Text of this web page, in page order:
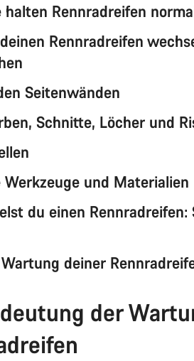
halten Rennradreifen
Rennradreifen
Seitenwänden
Schnitte, Löcher und
und Materialien
du einen
deiner
der